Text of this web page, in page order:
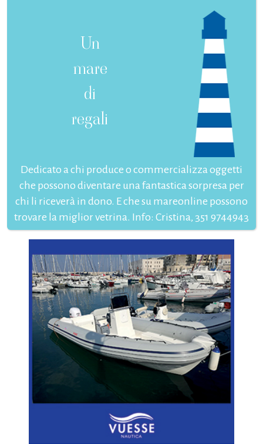
Un
mare
di
regali
Dedicato a chi produce o commercializza oggetti
che possono diventare una fantastica sorpresa per
chi li riceverà in dono. E che su mareonline possono
trovare la miglior vetrina. Info: Cristina, 351 9744943